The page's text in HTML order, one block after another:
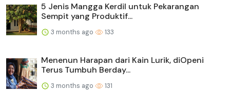
5 Jenis Mangga Kerdil untuk Pekarangan
Sempit yang Produktif...
3 months ago 133
Menenun Harapan dari Kain Lurik, diOpeni
Terus Tumbuh Berday...
3 months ago 131